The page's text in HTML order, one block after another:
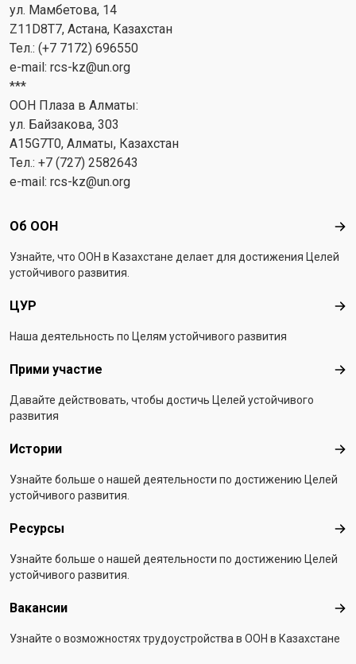
ул. Мамбетова, 14
Z11D8T7, Астана, Казахстан
Тел.: (+7 7172) 696550
e-mail: rcs-kz@un.org
***
ООН Плаза в Алматы:
ул. Байзакова, 303
A15G7T0, Алматы, Казахстан
Тел.: +7 (727) 2582643
e-mail: rcs-kz@un.org
Footer menu
Об ООН Об
Узнайте, что ООН в Казахстанe делает для достижения Целей
устойчивого развития.
ЦУР
Наша деятельность по Целям устойчивого развития
Прими участие
Давайте действовать, чтобы достичь Целей устойчивого
развития
Истории
Узнайте больше о нашей деятельности по достижению Целей
устойчивого развития.
Ресурсы
Узнайте больше о нашей деятельности по достижению Целей
устойчивого развития.
Вакансии
Узнайте о возможностях трудоустройства в ООН в Казахстане